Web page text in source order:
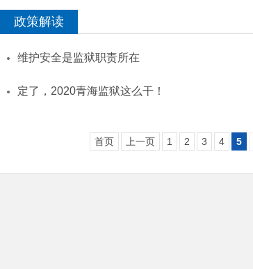
政策解读
维护安全是监狱职责所在
定了，2020青海监狱这么干！
首页 上一页 1 2 3 4 5